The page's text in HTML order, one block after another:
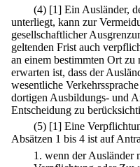
(4) [1] Ein Ausländer,
unterliegt, kann zur
gesellschaftlicher
geltenden Frist auch
an einem bestimmten Ort zu
erwarten ist, dass der
wesentliche
dortigen Ausbildungs- und
Entscheidung zu
(5) [1] Eine
Absätzen 1 bis 4 ist auf
1. wenn der Ausländer